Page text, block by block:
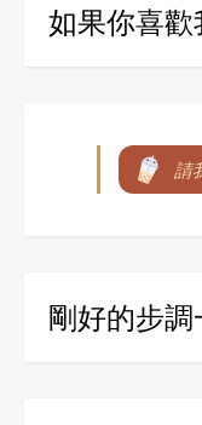
如果你喜歡
請
剛好的步